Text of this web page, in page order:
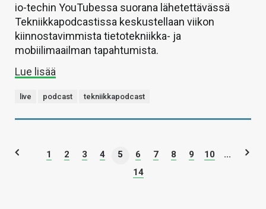
io-techin YouTubessa suorana lähetettävässä
Tekniikkapodcastissa keskustellaan viikon
kiinnostavimmista tietotekniikka- ja
mobiilimaailman tapahtumista.
Lue lisää
live podcast tekniikkapodcast
1 2 3 4 5 6 7 8 9 10
...
14